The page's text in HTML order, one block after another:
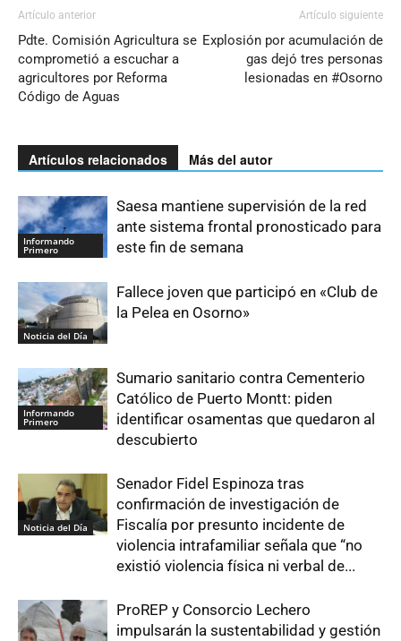
Artículo anterior
Pdte. Comisión Agricultura se
comprometió a escuchar a
agricultores por Reforma
Código de Aguas
Artículo siguiente
Explosión por acumulación de
gas dejó tres personas
lesionadas en #Osorno
Artículos relacionados Más del autor
Informando
Primero
Saesa mantiene supervisión de la red
ante sistema frontal pronosticado para
este fin de semana
Noticia del Día
Fallece joven que participó en «Club de
la Pelea en Osorno»
Informando
Primero
Sumario sanitario contra Cementerio
Católico de Puerto Montt: piden
identificar osamentas que quedaron al
descubierto
Noticia del Día
Senador Fidel Espinoza tras
confirmación de investigación de
Fiscalía por presunto incidente de
violencia intrafamiliar señala que “no
existió violencia física ni verbal de...
ProREP y Consorcio Lechero
impulsarán la sustentabilidad y gestión